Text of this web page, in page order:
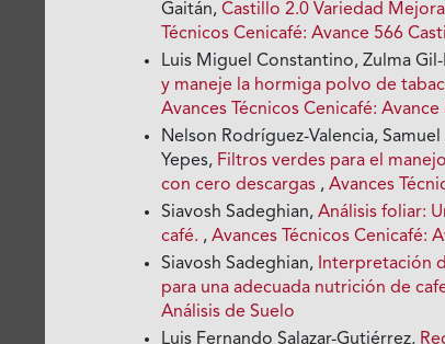
Gaitán,Castillo 2.0 Variedad
Técnicos Cenicafé: Avance 566
Luis Miguel Constantino, Zulma
y maneje la hormiga polvo de
Avances Técnicos Cenicafé:
Nelson Rodríguez-Valencia,
Yepes, Filtros verdes para el
con cero descargas ,Avances
Siavosh Sadeghian,Análisis foliar:
café. ,Avances Técnicos Cenicafé:
Siavosh Sadeghian, Interpretación
para una adecuada nutrición de
Análisis de Suelo
Luis Fernando Salazar-Gutiérrez,